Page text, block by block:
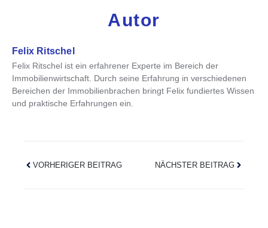
Autor
Felix Ritschel
Felix Ritschel ist ein erfahrener Experte im Bereich der
Immobilienwirtschaft. Durch seine Erfahrung in verschiedenen
Bereichen der Immobilienbrachen bringt Felix fundiertes Wissen
und praktische Erfahrungen ein.
VORHERIGER BEITRAG NÄCHSTER BEITRAG